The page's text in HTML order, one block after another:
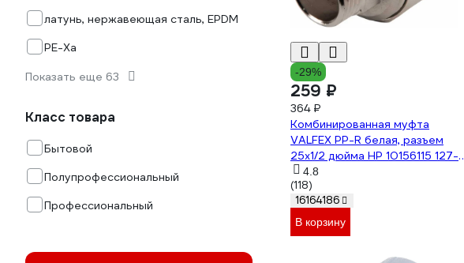
латунь, нержавеющая сталь, EPDM
PE-Xa
Показать еще 63
Класс товара
Бытовой
Полупрофессиональный
Профессиональный
-29%
259 ₽
364 ₽
Комбинированная муфта
VALFEX PP-R белая, разъем
25х1/2 дюйма НР 10156115 127-
0223
4.8
(118)
16164186
В корзину